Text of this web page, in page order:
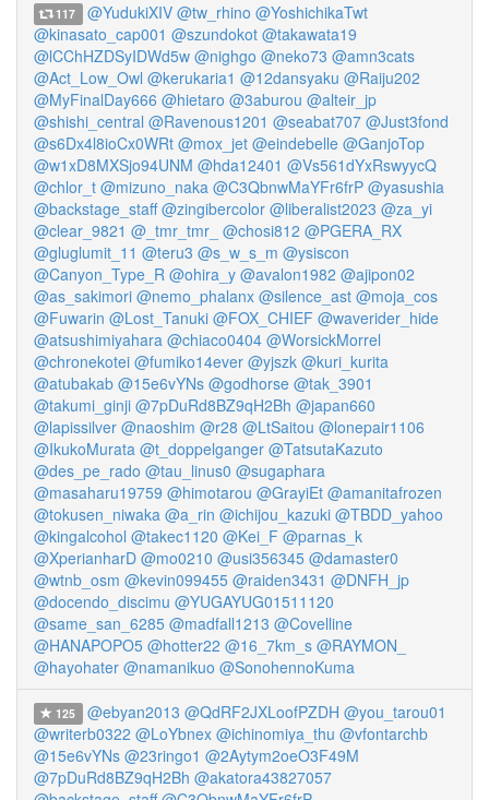
117 @YudukiXIV @tw_rhino @YoshichikaTwt
@kinasato_cap001 @szundokot @takawata19
@lCChHZDSyIDWd5w @nighgo @neko73 @amn3cats
@Act_Low_Owl @kerukaria1 @12dansyaku @Raiju202
@MyFinalDay666 @hietaro @3aburou @alteir_jp
@shishi_central @Ravenous1201 @seabat707 @Just3fond
@s6Dx4l8ioCx0WRt @mox_jet @eindebelle @GanjoTop
@w1xD8MXSjo94UNM @hda12401 @Vs561dYxRswyycQ
@chlor_t @mizuno_naka @C3QbnwMaYFr6frP @yasushia
@backstage_staff @zingibercolor @liberalist2023 @za_yi
@clear_9821 @_tmr_tmr_ @chosi812 @PGERA_RX
@gluglumit_11 @teru3 @s_w_s_m @ysiscon
@Canyon_Type_R @ohira_y @avalon1982 @ajipon02
@as_sakimori @nemo_phalanx @silence_ast @moja_cos
@Fuwarin @Lost_Tanuki @FOX_CHIEF @waverider_hide
@atsushimiyahara @chiaco0404 @WorsickMorrel
@chronekotei @fumiko14ever @yjszk @kuri_kurita
@atubakab @15e6vYNs @godhorse @tak_3901
@takumi_ginji @7pDuRd8BZ9qH2Bh @japan660
@lapissilver @naoshim @r28 @LtSaitou @lonepair1106
@IkukoMurata @t_doppelganger @TatsutaKazuto
@des_pe_rado @tau_linus0 @sugaphara
@masaharu19759 @himotarou @GrayiEt @amanitafrozen
@tokusen_niwaka @a_rin @ichijou_kazuki @TBDD_yahoo
@kingalcohol @takec1120 @Kei_F @parnas_k
@XperianharD @mo0210 @usi356345 @damaster0
@wtnb_osm @kevin099455 @raiden3431 @DNFH_jp
@docendo_discimu @YUGAYUG01511120
@same_san_6285 @madfall1213 @Covelline
@HANAPOPO5 @hotter22 @16_7km_s @RAYMON_
@hayohater @namanikuo @SonohennoKuma
125 @ebyan2013 @QdRF2JXLoofPZDH @you_tarou01
@writerb0322 @LoYbnex @ichinomiya_thu @vfontarchb
@15e6vYNs @23ringo1 @2Aytym2oeO3F49M
@7pDuRd8BZ9qH2Bh @akatora43827057